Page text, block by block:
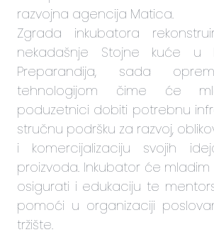
razvojna agencija Matica.
Zgrada inkubatora
nekadašnje Stojne kuće u
Preparandija, sada
tehnologijom čime će
poduzetnici dobiti potrebnu
stručnu podršku za razvoj,
i komercijalizaciju svojih
proizvoda. Inkubator će
osigurati i edukaciju te
pomoći u organizaciji
tržište.